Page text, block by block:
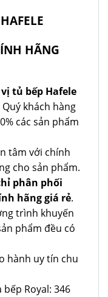
HÃNG
tủ bếp Hafele
Quý khách hàng
các sản phẩm
tâm với chính
cho sản phẩm.
phân phối
hãng giá rẻ.
trình khuyến
phẩm đều có
hành uy tín chu
Royal: 346